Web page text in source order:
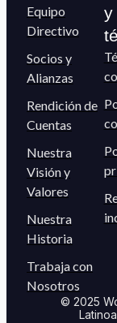
Equipo
Directivo
Socios y
Alianzas
Rendición de
Cuentas
Nuestra
Visión y
Valores
Nuestra
Historia
Trabaja con
Nosotros
y
© 2025